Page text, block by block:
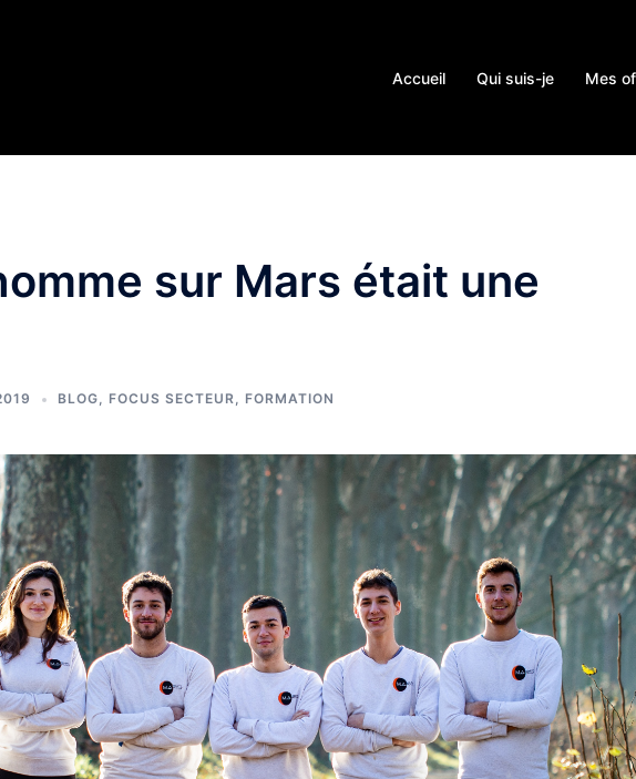
Accueil Qui suis-je Mes
sur Mars était une
BLOG, FOCUS SECTEUR, FORMATION